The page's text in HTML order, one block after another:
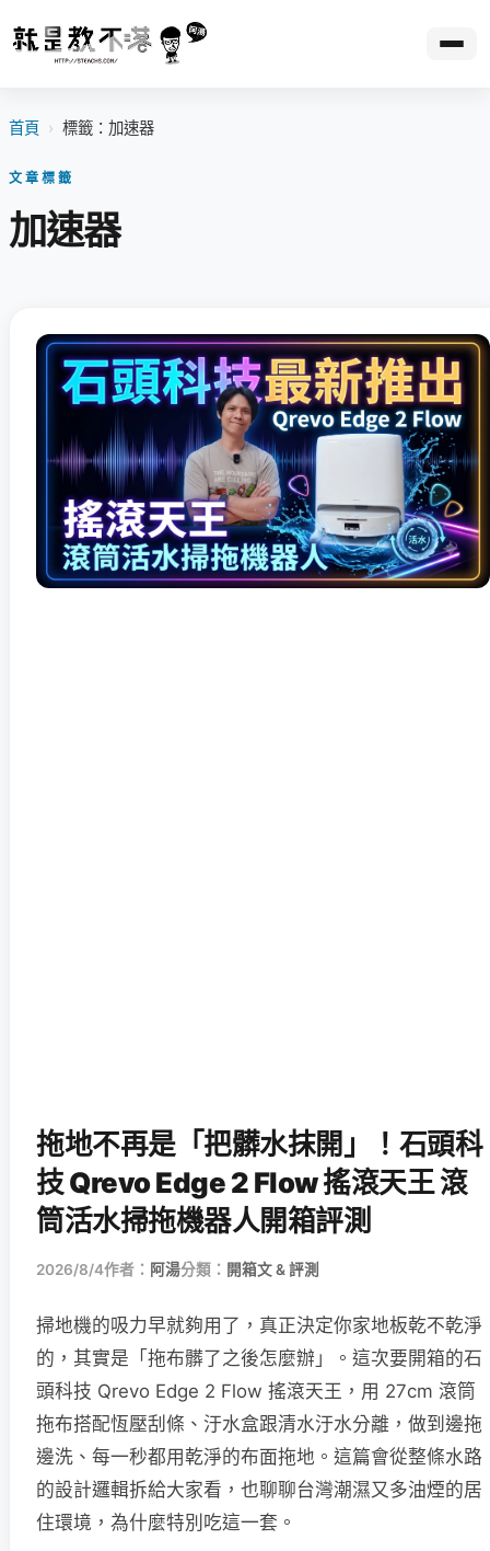
首頁 › 標籤：加速器
文章標籤
加速器
拖地不再是「把髒水抹開」！石頭科
技 Qrevo Edge 2 Flow 搖滾天王 滾
筒活水掃拖機器人開箱評測
2026/8/4作者： 阿湯分類： 開箱文 & 評測
掃地機的吸力早就夠用了，真正決定你家地板乾不乾淨
的，其實是「拖布髒了之後怎麼辦」。這次要開箱的石
頭科技 Qrevo Edge 2 Flow 搖滾天王，用 27cm 滾筒
拖布搭配恆壓刮條、汙水盒跟清水汙水分離，做到邊拖
邊洗、每一秒都用乾淨的布面拖地。這篇會從整條水路
的設計邏輯拆給大家看，也聊聊台灣潮濕又多油煙的居
住環境，為什麼特別吃這一套。